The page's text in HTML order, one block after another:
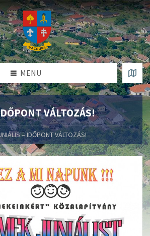
MENU
VÁLTOZÁS!
– IDŐPONT VÁLTOZÁS!